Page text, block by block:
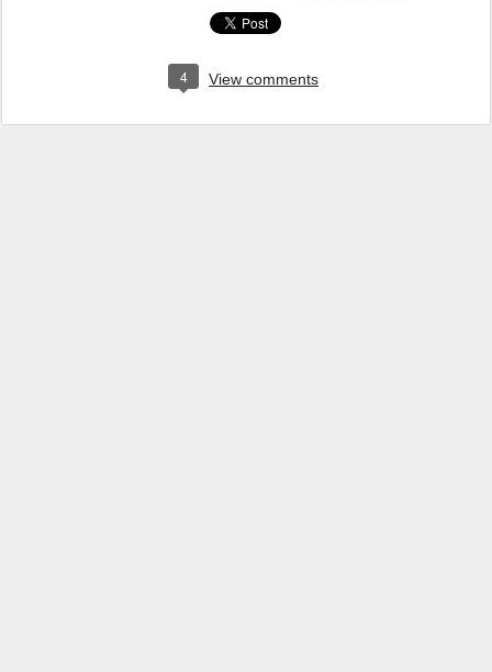
4 View comments